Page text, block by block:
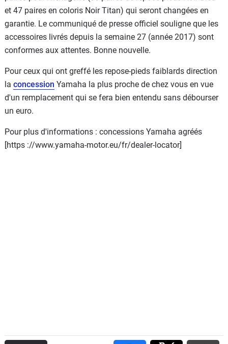
et 47 paires en coloris Noir Titan) qui seront changées en
garantie. Le communiqué de presse officiel souligne que les
accessoires livrés depuis la semaine 27 (année 2017) sont
conformes aux attentes. Bonne nouvelle.
Pour ceux qui ont greffé les repose-pieds faiblards direction
la concession Yamaha la plus proche de chez vous en vue
d'un remplacement qui se fera bien entendu sans débourser
un euro.
Pour plus d'informations : concessions Yamaha agréés
[https ://www.yamaha-motor.eu/fr/dealer-locator]